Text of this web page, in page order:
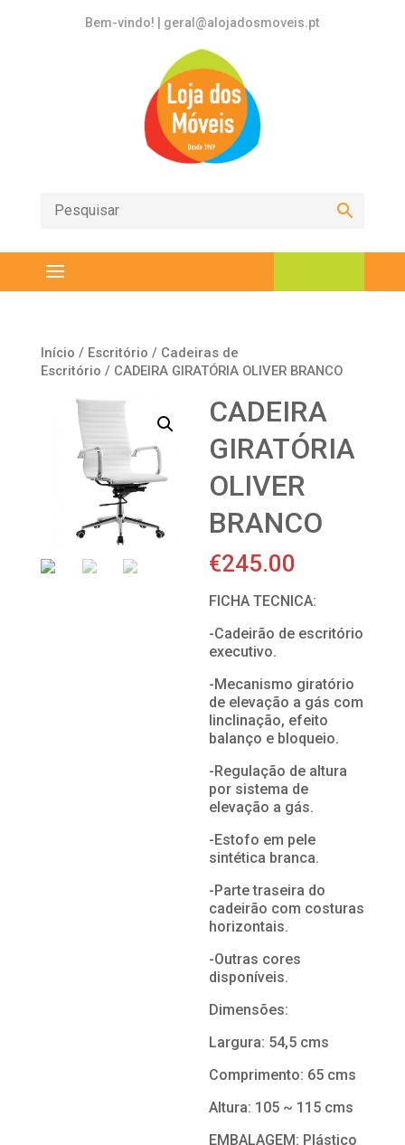
Bem-vindo! | geral@alojadosmoveis.pt
Início / Escritório / Cadeiras de
Escritório / CADEIRA GIRATÓRIA OLIVER BRANCO
CADEIRA
GIRATÓRIA
OLIVER
BRANCO
€245.00
FICHA TECNICA:
-Cadeirão de escritório
executivo.
-Mecanismo giratório
de elevação a gás com
Iinclinação, efeito
balanço e bloqueio.
-Regulação de altura
por sistema de
elevação a gás.
-Estofo em pele
sintética branca.
-Parte traseira do
cadeirão com costuras
horizontais.
-Outras cores
disponíveis.
Dimensões:
Largura: 54,5 cms
Comprimento: 65 cms
Altura: 105 ~ 115 cms
EMBALAGEM: Plástico